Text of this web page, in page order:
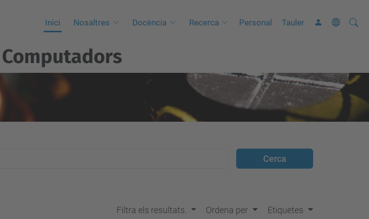
Inici Nosaltres Docència Recerca Personal Tauler Cerca
C
a
a
Filtra els resultats. Ordena per Etiquetes